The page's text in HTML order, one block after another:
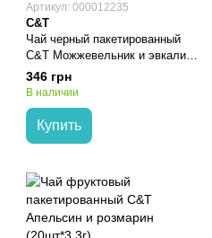
Артикул: 000012235
C&T
Чай черный пакетированный
C&T Можжевельник и эвкалипт
(50шт*2,3г)
346 грн
В наличии
Купить